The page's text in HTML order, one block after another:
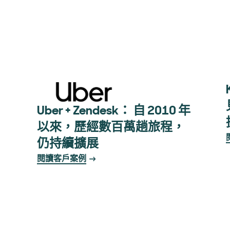
Uber + Zendesk： 自 2010 年
以來，歷經數百萬趟旅程，
仍持續擴展
閱讀客戶案例